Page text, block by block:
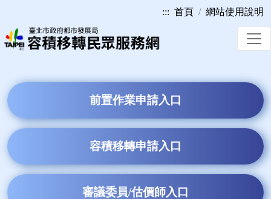
::: 首頁 網站使用說明
前置作業申請入口
容積移轉申請入口
審議委員/估價師入口